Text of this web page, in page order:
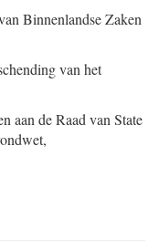
Binnenlandse Zaken
van het
aan de Raad van State